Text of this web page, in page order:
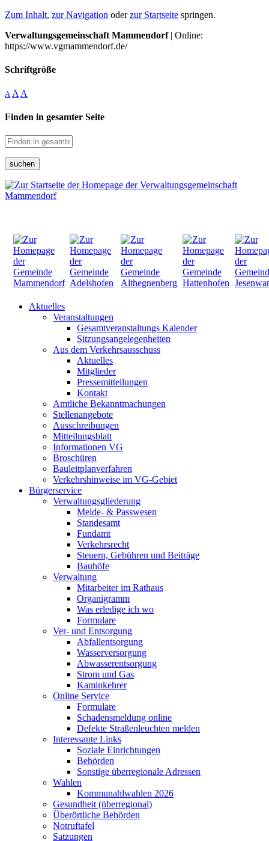
Zum Inhalt, zur Navigation oderzur Startseite springen.
Verwaltungsgemeinschaft Mammendorf| Online:
https://www.vgmammendorf.de/
Schriftgröße
A A A
Finden in gesamter Seite
suchen
Aktuelles
Veranstaltungen
Gesamtveranstaltungs Kalender
Sitzungsangelegenheiten
Aus dem Verkehrsausschuss
Aktuelles
Mitglieder
Pressemitteilungen
Kontakt
Amtliche Bekanntmachungen
Stellenangebote
Ausschreibungen
Mitteilungsblatt
Informationen VG
Broschüren
Bauleitplanverfahren
Verkehrshinweise im VG-Gebiet
Bürgerservice
Verwaltungsgliederung
Melde- & Passwesen
Standesamt
Fundamt
Verkehrsrecht
Steuern, Gebühren und Beiträge
Bauhöfe
Verwaltung
Mitarbeiter im Rathaus
Organigramm
Was erledige ich wo
Formulare
Ver- und Entsorgung
Abfallentsorgung
Wasserversorgung
Abwasserentsorgung
Strom und Gas
Kaminkehrer
Online Service
Formulare
Schadensmeldung online
Defekte Straßenleuchten melden
Interessante Links
Soziale Einrichtungen
Behörden
Sonstige überregionale Adressen
Wahlen
Kommunahlwahlen 2026
Gesundheit (überregional)
Überörtliche Behörden
Notruftafel
Satzungen